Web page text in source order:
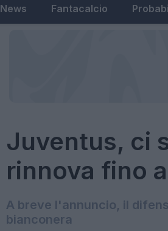
News Fantacalcio
Juventus, ci
rinnova fino
A breve l'annuncio, il
bianconera